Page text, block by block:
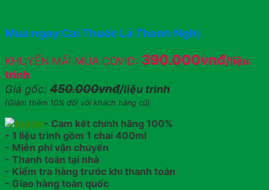
Mua ngay Cai Thuốc Lá Thanh Nghị
KHUYẾN MÃI MÙA COVID: 390.000vnđ/liệu
trình
Giá gốc: 450.000vnđ/liệu trình
(Giảm thêm 10% đối với khách hàng cũ)
- Cam kết chính hãng 100%
- 1 liệu trình gồm 1 chai 400ml
- Miễn phí vận chuyển
- Thanh toán tại nhà
- Kiểm tra hàng trước khi thanh toán
- Giao hàng toàn quốc